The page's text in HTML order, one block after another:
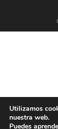
Utilizamos
nuestra web.
Puedes